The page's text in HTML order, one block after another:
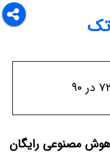
مصنوعی رایگان